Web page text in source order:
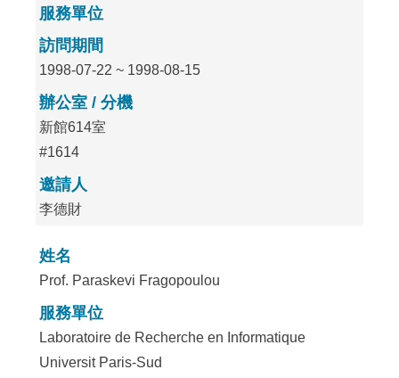
服務單位
訪問期間
1998-07-22 ~ 1998-08-15
辦公室 / 分機
新館614室
#1614
邀請人
李德財
姓名
Prof. Paraskevi Fragopoulou
服務單位
Laboratoire de Recherche en Informatique
Universit Paris-Sud